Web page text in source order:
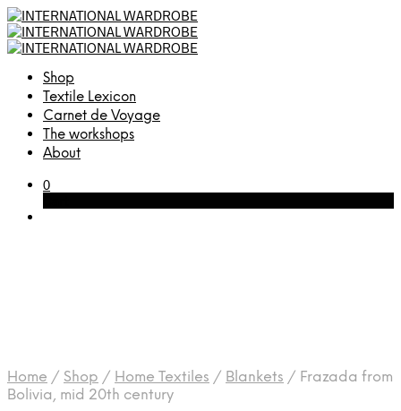
Shop
Textile Lexicon
Carnet de Voyage
The workshops
About
0
Home / Shop / Home Textiles / Blankets / Frazada from
Bolivia, mid 20th century